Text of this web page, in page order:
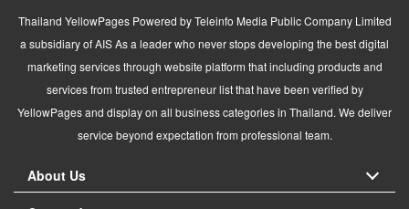
Thailand YellowPages Powered by Teleinfo Media Public Company Limited
a subsidiary of AIS As a leader who never stops developing the best digital
marketing services through website platform that including products and
services from trusted entrepreneur list that have been verified by
YellowPages and display on all business categories in Thailand. We deliver
service beyond expectation from professional team.
About Us